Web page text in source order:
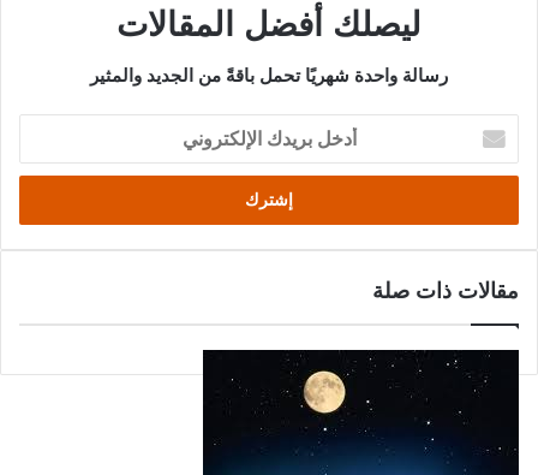
ليصلك أفضل المقالات
رسالة واحدة شهريًا تحمل باقةً من الجديد والمثير
أدخل
بريدك
الإلكتروني
مقالات ذات صلة